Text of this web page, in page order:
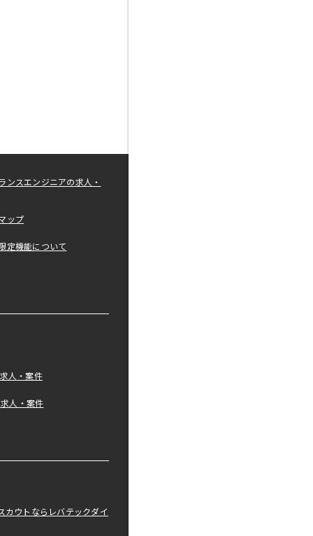
ンスエンジニアの求人・
ップ
定機能について
人・案件
人・案件
カウトならレバテックダイ